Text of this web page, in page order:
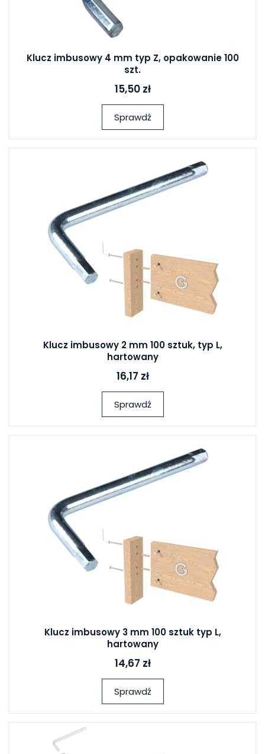
Klucz imbusowy 4 mm typ Z, opakowanie 100
szt.
15,50 zł
Sprawdź
Klucz imbusowy 2 mm 100 sztuk, typ L,
hartowany
16,17 zł
Sprawdź
Klucz imbusowy 3 mm 100 sztuk typ L,
hartowany
14,67 zł
Sprawdź